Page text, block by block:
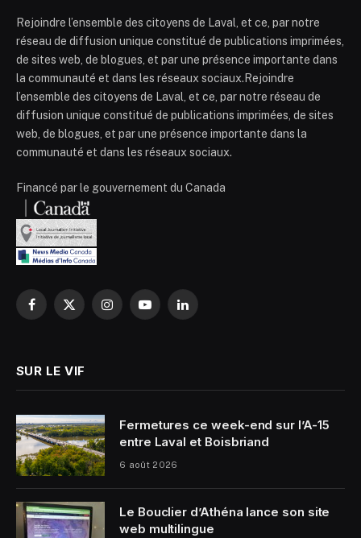
Rejoindre l’ensemble des citoyens de Laval, et ce, par notre
réseau de diffusion unique constitué de publications imprimées,
de sites web, de blogues, et par une présence importante dans
la communauté et dans les réseaux sociaux.Rejoindre
l’ensemble des citoyens de Laval, et ce, par notre réseau de
diffusion unique constitué de publications imprimées, de sites
web, de blogues, et par une présence importante dans la
communauté et dans les réseaux sociaux.
Financé par le gouvernement du Canada
Facebook
X
InstagramYouTubeLinkedIn
SUR LE VIF
Fermetures ce week-end sur l’A-15
entre Laval et Boisbriand
6 août 2026
Le Bouclier d’Athéna lance son site
web multilingue